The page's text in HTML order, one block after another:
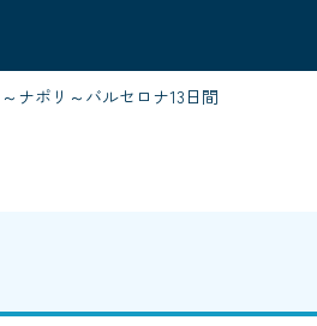
ナポリ～バルセロナ13日間